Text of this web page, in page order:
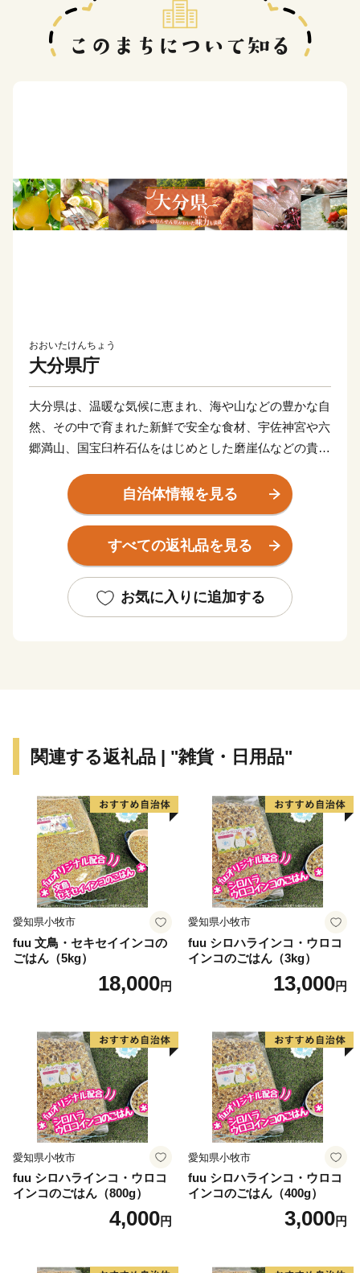
おおいたけんちょう
大分県庁
大分県は、温暖な気候に恵まれ、海や山などの豊かな自
然、その中で育まれた新鮮で安全な食材、宇佐神宮や六
郷満山、国宝臼杵石仏をはじめとした磨崖仏などの貴重
また、なんといっても県内全域に広がる温泉は、日本一
の湧出量と温泉数を誇り、地球上にある１０種類の泉質
のうち８種類を有しています。
自治体情報を見る
すべての返礼品を見る
お気に入りに追加する
関連する返礼品 | "雑貨・日用品"
愛知県小牧市
fuu 文鳥・セキセイインコの
ごはん（5kg）
18,000円
愛知県小牧市
fuu シロハラインコ・ウロコ
インコのごはん（3kg）
13,000円
愛知県小牧市
fuu シロハラインコ・ウロコ
インコのごはん（800g）
4,000円
愛知県小牧市
fuu シロハラインコ・ウロコ
インコのごはん（400g）
3,000円